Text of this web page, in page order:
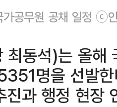
공무원 공채 일정 ⓒ
최동석)는 올해
명을 선발
진과 행정 현장